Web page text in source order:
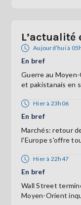
L’actualité
Aujourd’hui à
En bref
Guerre au
et pakistanais en
Hier à 23h06
En bref
Marchés: retour
l'Europe s'offre
Hier à 22h47
En bref
Wall Street
Moyen-Orient